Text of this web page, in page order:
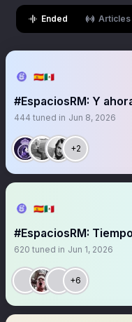
Ended Articles
🇪🇦🇲🇽
#EspaciosRM: Y
444 tuned in Jun 8, 2026
+2
🇪🇦🇲🇽
#EspaciosRM:
620 tuned in Jun 1, 2026
+6